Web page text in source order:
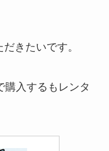
きたいです。
購入するもレンタ